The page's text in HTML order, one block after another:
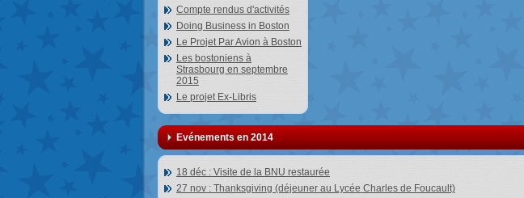
Compte rendus d'activités
Doing Business in Boston
Le Projet Par Avion à Boston
Les bostoniens à
Strasbourg en septembre
2015
Le projet Ex-Libris
Evénements en 2014
18 déc : Visite de la BNU restaurée
27 nov : Thanksgiving (déjeuner au Lycée Charles de Foucault)